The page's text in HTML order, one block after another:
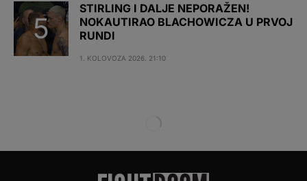
STIRLING I DALJE NEPORAŽEN!
NOKAUTIRAO BLACHOWICZA U PRVOJ
RUNDI
1. KOLOVOZA 2026. 21:10